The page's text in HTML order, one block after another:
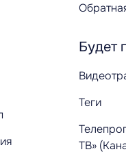
Будет
Теги
ТВ»